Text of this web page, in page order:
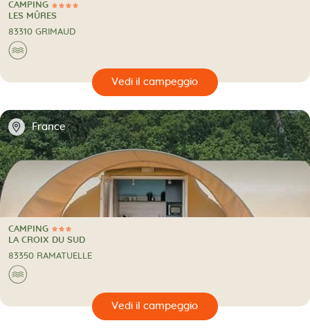
4 Stelle
CAMPING
CAMPING
LES MÛRES
83310 GRIMAUD
🌊
🔍
📍 France
3 Stelle
CAMPING
CAMPING
LA CROIX DU SUD
83350 RAMATUELLE
🌊
🔍